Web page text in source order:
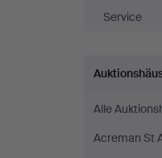
Service
Alle
Acreman St